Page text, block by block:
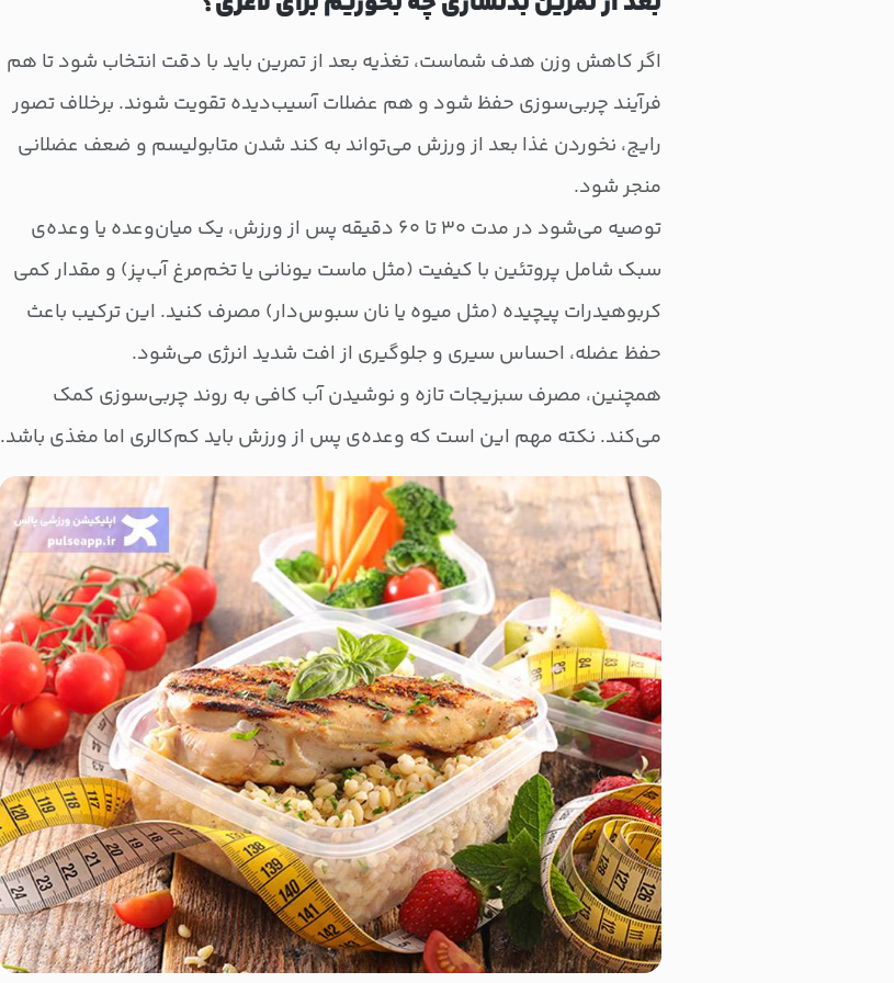
اگر کاهش وزن هدف شماست، تغذیه بعد از تمرین باید با دقت انتخاب شود تا هم
فرآیند چربی‌سوزی حفظ شود و هم عضلات آسیب‌دیده تقویت شوند. برخلاف تصور
رایج، نخوردن غذا بعد از ورزش می‌تواند به کند شدن متابولیسم و ضعف عضلانی
منجر شود.
توصیه می‌شود در مدت ۳۰ تا ۶۰ دقیقه پس از ورزش، یک میان‌وعده یا وعده‌ی
سبک شامل پروتئین با کیفیت (مثل ماست یونانی یا تخم‌مرغ آب‌پز) و مقدار کمی
کربوهیدرات پیچیده (مثل میوه یا نان سبوس‌دار) مصرف کنید. این ترکیب باعث
حفظ عضله، احساس سیری و جلوگیری از افت شدید انرژی می‌شود.
همچنین، مصرف سبزیجات تازه و نوشیدن آب کافی به روند چربی‌سوزی کمک
می‌کند. نکته مهم این است که وعده‌ی پس از ورزش باید کم‌کالری اما مغذی باشد.